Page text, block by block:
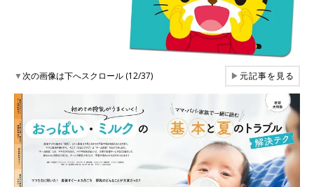
▼次の画像は下へスクロール (12/37) ▶元記事を見る